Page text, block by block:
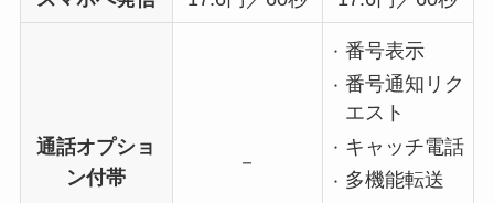
通話オプショ
ン付帯
－
番号表示
番号通知リク
エスト
キャッチ電話
多機能転送